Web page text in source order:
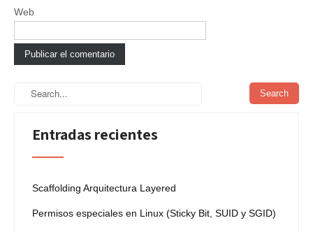
Web
Entradas recientes
Scaffolding Arquitectura Layered
Permisos especiales en Linux (Sticky Bit, SUID y SGID)